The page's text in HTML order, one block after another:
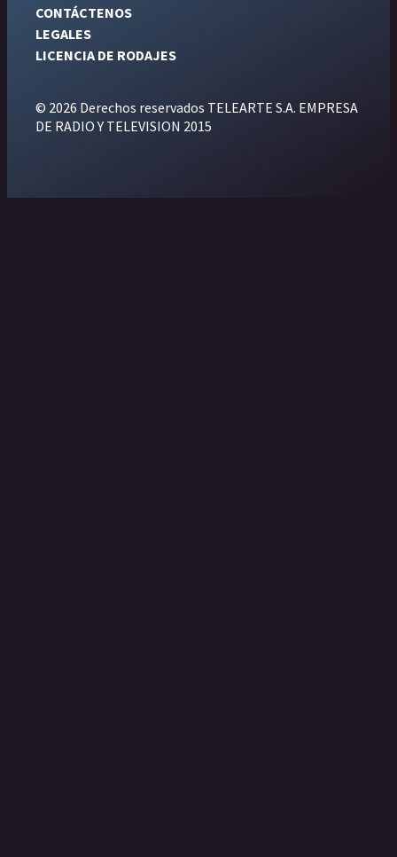
CONTÁCTENOS
LEGALES
LICENCIA DE RODAJES
© 2026 Derechos reservados TELEARTE S.A. EMPRESA
DE RADIO Y TELEVISION 2015